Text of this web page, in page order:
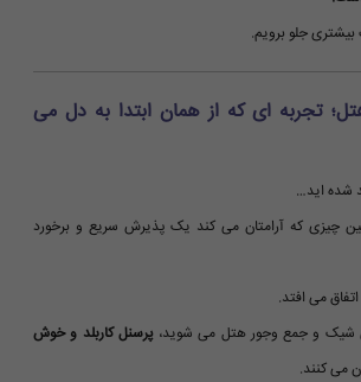
بیشتری جلو برویم.
تجربه ای که از همان ابتدا به دل می
شده اید…
چیزی که آرامتان می کند یک پذیرش سریع و برخورد
می افتد.
شیک و جمع وجور هتل می شوید،پرسنل کاربلد و خوش
می کنند.